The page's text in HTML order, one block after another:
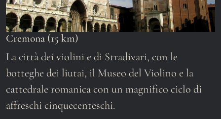
Cremona (15 km)
La città dei violini e di Stradivari, con le
botteghe dei liutai, il Museo del Violino e la
cattedrale romanica con un magnifico ciclo di
affreschi cinquecenteschi.